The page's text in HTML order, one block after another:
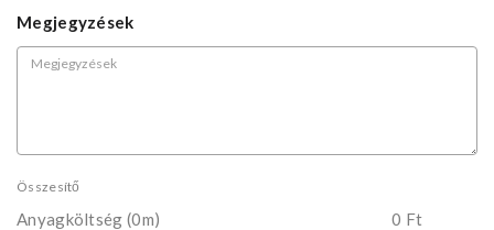
Megjegyzések
Összesítő
Anyagköltség (0m)
0 Ft